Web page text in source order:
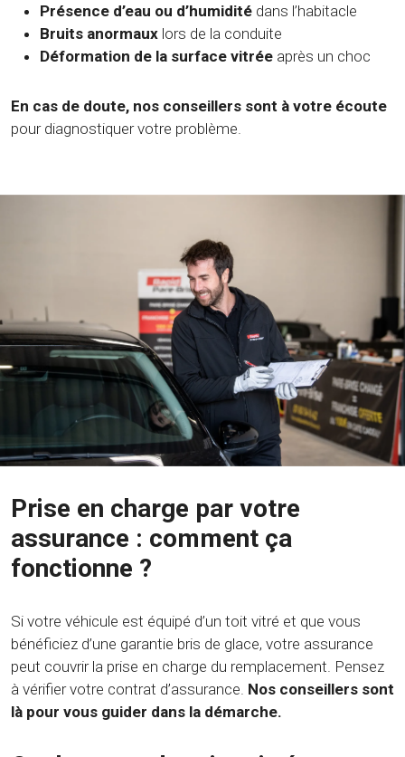
Présence d’eau ou d’humidité dans l’habitacle
Bruits anormaux lors de la conduite
Déformation de la surface vitrée après un choc
En cas de doute, nos conseillers sont à votre écoute
pour diagnostiquer votre problème.
Prise en charge par votre
assurance : comment ça
fonctionne ?
Si votre véhicule est équipé d’un toit vitré et que vous
bénéficiez d’une garantie bris de glace, votre assurance
peut couvrir la prise en charge du remplacement. Pensez
à vérifier votre contrat d’assurance. Nos conseillers sont
là pour vous guider dans la démarche.